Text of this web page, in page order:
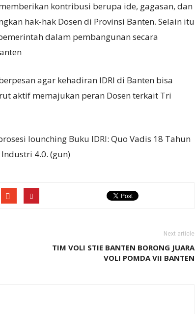
kontribusi berupa ide, gagasan, dan
hak-hak Dosen di Provinsi Banten. Selain itu
dalam pembangunan secara
agar kehadiran IDRI di Banten bisa
aktif memajukan peran Dosen terkait Tri
lounching Buku IDRI: Quo Vadis 18 Tahun
4.0. (gun)
Next article
TIM VOLI STIE BANTEN BORONG JUARA
VOLI POMDA VII BANTEN